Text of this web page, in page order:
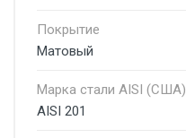
Покрытие
Матовый
Марка стали AISI (США)
AISI 201